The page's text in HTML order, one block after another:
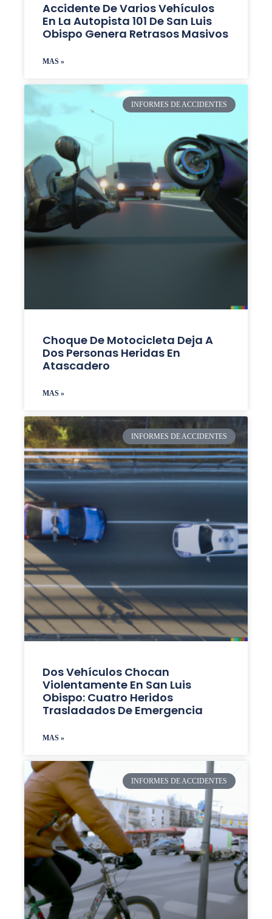
Accidente De Varios Vehículos
En La Autopista 101 De San Luis
Obispo Genera Retrasos Masivos
MAS »
INFORMES DE ACCIDENTES
Choque De Motocicleta Deja A
Dos Personas Heridas En
Atascadero
MAS »
INFORMES DE ACCIDENTES
Dos Vehículos Chocan
Violentamente En San Luis
Obispo: Cuatro Heridos
Trasladados De Emergencia
MAS »
INFORMES DE ACCIDENTES